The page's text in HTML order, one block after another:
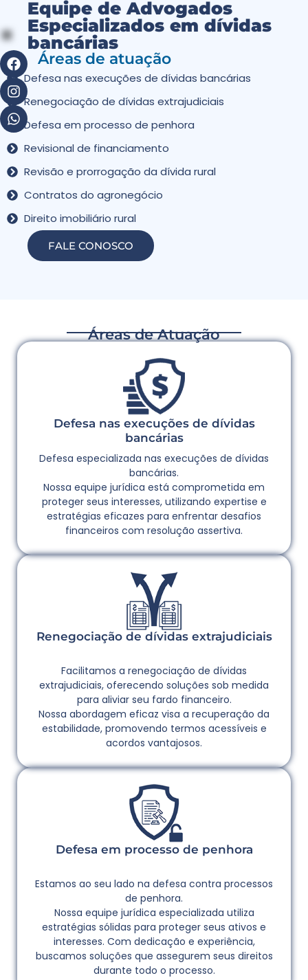
Equipe de Advogados
Especializados em dívidas
bancárias
Áreas de atuação
Defesa nas execuções de dívidas bancárias
Renegociação de dívidas extrajudiciais
Defesa em processo de penhora
Revisional de financiamento
Revisão e prorrogação da dívida rural
Contratos do agronegócio
Direito imobiliário rural
FALE CONOSCO
Áreas de Atuação
Defesa nas execuções de dívidas
bancárias
Defesa especializada nas execuções de dívidas
bancárias.
Nossa equipe jurídica está comprometida em
proteger seus interesses, utilizando expertise e
estratégias eficazes para enfrentar desafios
financeiros com resolução assertiva.
Renegociação de dívidas extrajudiciais
Facilitamos a renegociação de dívidas
extrajudiciais, oferecendo soluções sob medida
para aliviar seu fardo financeiro.
Nossa abordagem eficaz visa a recuperação da
estabilidade, promovendo termos acessíveis e
acordos vantajosos.
Defesa em processo de penhora
Estamos ao seu lado na defesa contra processos
de penhora.
Nossa equipe jurídica especializada utiliza
estratégias sólidas para proteger seus ativos e
interesses. Com dedicação e experiência,
buscamos soluções que assegurem seus direitos
durante todo o processo.